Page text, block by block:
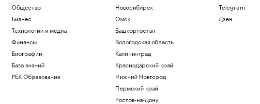
Общество
Бизнес
Технологии и медиа
Финансы
Биографии
База знаний
РБК Образование
Новосибирск
Омск
Башкортостан
Вологодская область
Калининград
Краснодарский край
Нижний Новгород
Пермский край
Ростов-на-Дону
Telegram
Дзен